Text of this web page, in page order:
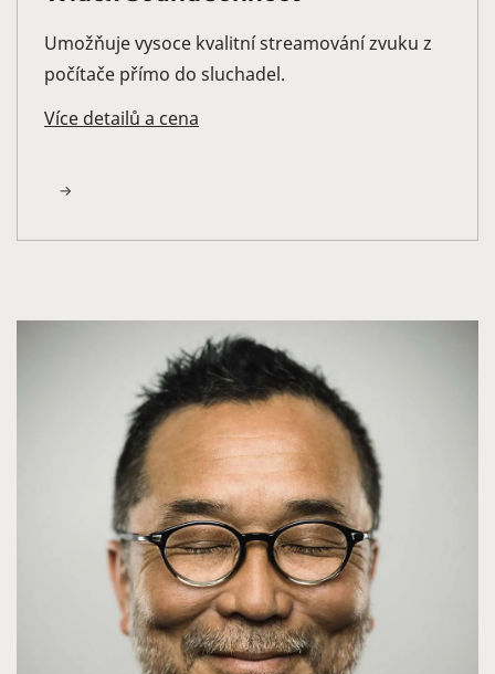
Umožňuje vysoce kvalitní streamování zvuku z
počítače přímo do sluchadel.
Více detailů a cena